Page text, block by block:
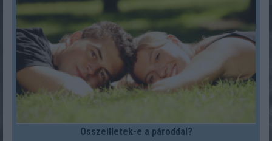
Összeilletek-e a pároddal?